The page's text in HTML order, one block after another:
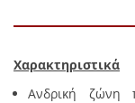
Χαρακτηριστικά
Ανδρική ζώνη